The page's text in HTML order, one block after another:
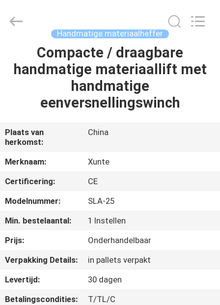
PRODUCTEN
ONS
FABRIEKSTOCHT
KWALITEITSCONTROLE
NEEM
CONTACT
MET
ONS
OP
LTD.
Handmatige materiaalheffer
Compacte / draagbare
handmatige materiaallift met
handmatige
eenversnellingswinch
Plaats van
herkomst:
China
Merknaam:
Xunte
Certificering:
CE
Modelnummer:
SLA-25
Min. bestelaantal:
1 Instellen
Prijs:
Onderhandelbaar
Verpakking Details:
in pallets verpakt
Levertijd:
30 dagen
Betalingscondities:
T/TL/C